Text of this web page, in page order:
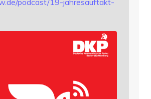
podcast/19-jahresauftakt-